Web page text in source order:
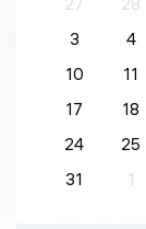
3
4
10
11
17
18
24
25
31
1